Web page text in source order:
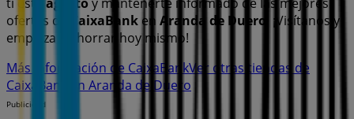
ofertas de
CaixaBank en Aranda de Duero . ¡Visítanos y
empieza a ahorrar hoy mismo!
Más información de CaixaBankVer otras tiendas de
CaixaBank en Aranda de Duero
Publicidad